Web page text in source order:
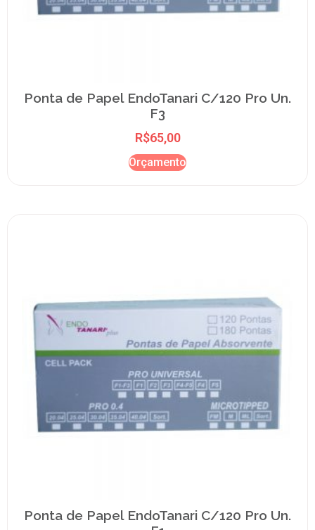
Ponta de Papel EndoTanari C/120 Pro Un.
F3
R$65,00
Orçamento
Ponta de Papel EndoTanari C/120 Pro Un.